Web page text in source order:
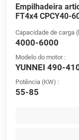
Empilhadeira
FT4x4 CPCY40-
Capacidade de carga
4000-6000
Modelo do motor :
YUNNEI 490-
Potência (KW) :
55-85